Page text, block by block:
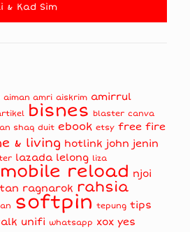
& Kad Sim
aiman amri aiskrim amirrul
bisnes blaster canva
shaq duit ebook etsy free fire
& living hotlink john jenin
lazada lelong liza
mobile reload njoi
ragnarok rahsia
softpin tepung tips
unifi whatsapp xox yes